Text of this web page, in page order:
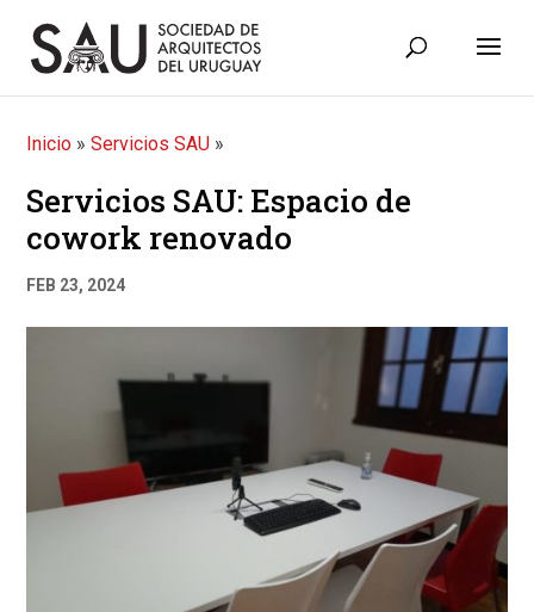
Inicio »Servicios SAU »
Servicios SAU: Espacio de
cowork renovado
FEB 23, 2024